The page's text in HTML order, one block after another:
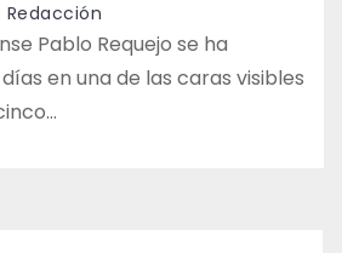
Redacción
Pablo Requejo se ha
en una de las caras visibles